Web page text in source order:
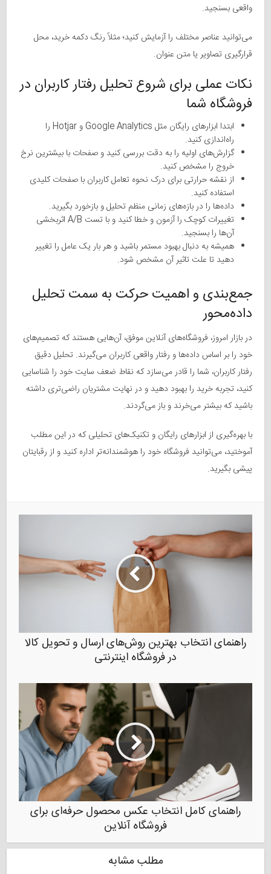
واقعی بسنجید.
می‌توانید عناصر مختلف را آزمایش کنید؛ مثلاً رنگ دکمه خرید، محل
قرارگیری تصاویر یا متن عنوان.
نکات عملی برای شروع تحلیل رفتار کاربران در
فروشگاه شما
ابتدا ابزارهای رایگان مثل Google Analytics و Hotjar را
راه‌اندازی کنید.
گزارش‌های اولیه را به دقت بررسی کنید و صفحات با بیشترین نرخ
خروج را مشخص کنید.
از نقشه حرارتی برای درک نحوه تعامل کاربران با صفحات کلیدی
استفاده کنید.
داده‌ها را در بازه‌های زمانی منظم تحلیل و بازخورد بگیرید.
تغییرات کوچک را آزمون و خطا کنید و با تست A/B اثربخشی
آن‌ها را بسنجید.
همیشه به دنبال بهبود مستمر باشید و هر بار یک عامل را تغییر
دهید تا علت تاثیر آن مشخص شود.
جمع‌بندی و اهمیت حرکت به سمت تحلیل
داده‌محور
در بازار امروز، فروشگاه‌های آنلاین موفق، آن‌هایی هستند که تصمیم‌های
خود را بر اساس داده‌ها و رفتار واقعی کاربران می‌گیرند. تحلیل دقیق
رفتار کاربران، شما را قادر می‌سازد که نقاط ضعف سایت خود را شناسایی
کنید، تجربه خرید را بهبود دهید و در نهایت مشتریان راضی‌تری داشته
باشید که بیشتر می‌خرند و باز می‌گردند.
با بهره‌گیری از ابزارهای رایگان و تکنیک‌های تحلیلی که در این مطلب
آموختید، می‌توانید فروشگاه خود را هوشمندانه‌تر اداره کنید و از رقبایتان
پیشی بگیرید.
راهنمای انتخاب بهترین روش‌های ارسال و تحویل کالا
در فروشگاه اینترنتی
راهنمای کامل انتخاب عکس محصول حرفه‌ای برای
فروشگاه آنلاین
مطلب مشابه